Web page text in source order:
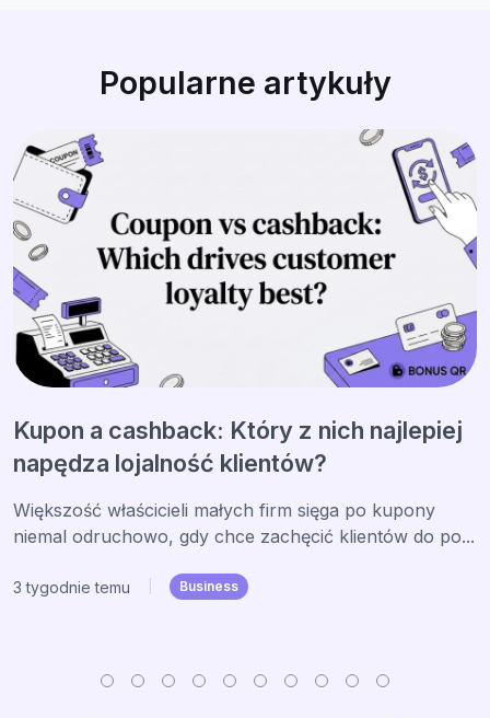
Popularne artykuły
Kupon a cashback: Który z nich najlepiej
napędza lojalność klientów?
Większość właścicieli małych firm sięga po kupony
niemal odruchowo, gdy chce zachęcić klientów do po...
3 tygodnie temu Business